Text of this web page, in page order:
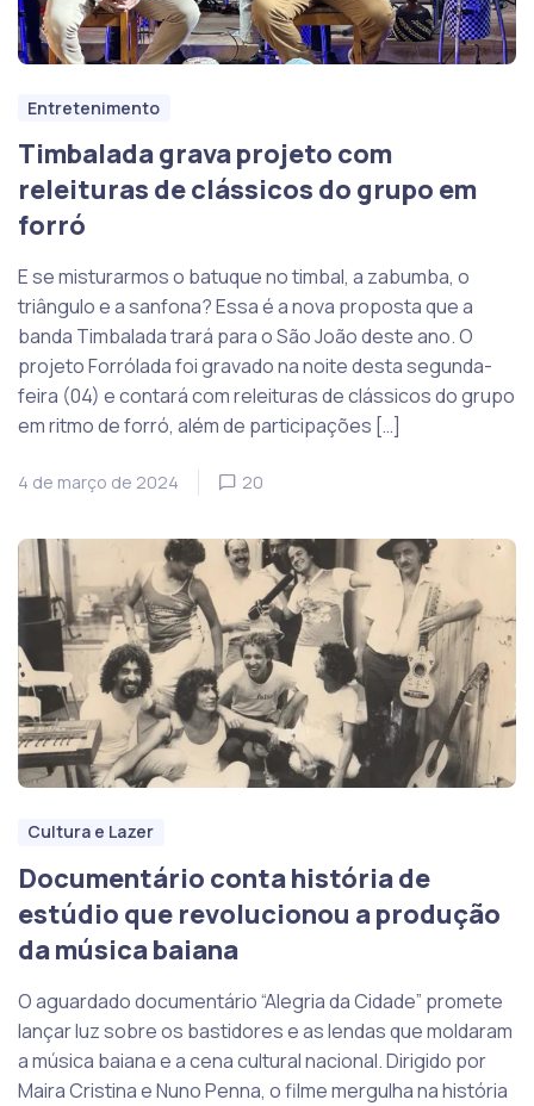
Entretenimento
Timbalada grava projeto com
releituras de clássicos do grupo em
forró
E se misturarmos o batuque no timbal, a zabumba, o
triângulo e a sanfona? Essa é a nova proposta que a
banda Timbalada trará para o São João deste ano. O
projeto Forrólada foi gravado na noite desta segunda-
feira (04) e contará com releituras de clássicos do grupo
em ritmo de forró, além de participações […]
4 de março de 2024 20
Cultura e Lazer
Documentário conta história de
estúdio que revolucionou a produção
da música baiana
O aguardado documentário “Alegria da Cidade” promete
lançar luz sobre os bastidores e as lendas que moldaram
a música baiana e a cena cultural nacional. Dirigido por
Maira Cristina e Nuno Penna, o filme mergulha na história